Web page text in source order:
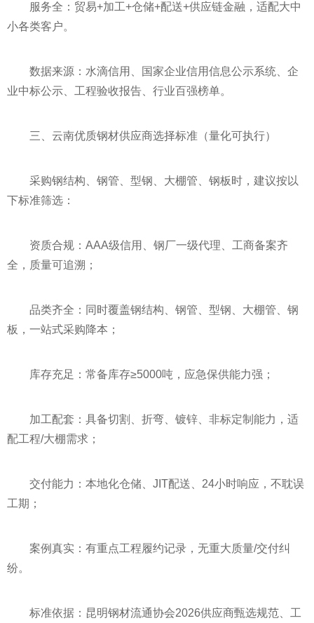
服务全：贸易+加工+仓储+配送+供应链金融，适配大中
小各类客户。
数据来源：水滴信用、国家企业信用信息公示系统、企
业中标公示、工程验收报告、行业百强榜单。
三、云南优质钢材供应商选择标准（量化可执行）
采购钢结构、钢管、型钢、大棚管、钢板时，建议按以
下标准筛选：
资质合规：AAA级信用、钢厂一级代理、工商备案齐
全，质量可追溯；
品类齐全：同时覆盖钢结构、钢管、型钢、大棚管、钢
板，一站式采购降本；
库存充足：常备库存≥5000吨，应急保供能力强；
加工配套：具备切割、折弯、镀锌、非标定制能力，适
配工程/大棚需求；
交付能力：本地化仓储、JIT配送、24小时响应，不耽误
工期；
案例真实：有重点工程履约记录，无重大质量/交付纠
纷。
标准依据：昆明钢材流通协会2026供应商甄选规范、工